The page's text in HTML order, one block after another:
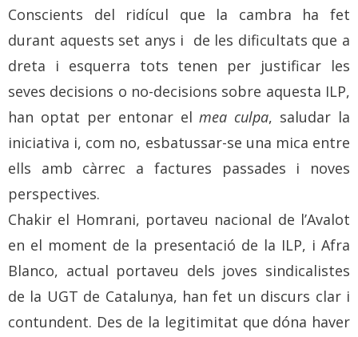
Conscients del ridícul que la cambra ha fet
durant aquests set anys i de les dificultats que a
dreta i esquerra tots tenen per justificar les
seves decisions o no-decisions sobre aquesta ILP,
han optat per entonar elmea culpa, saludar la
iniciativa i, com no, esbatussar-se una mica entre
ells amb càrrec a factures passades i noves
perspectives.
Chakir el Homrani, portaveu nacional de l’Avalot
en el moment de la presentació de la ILP, i Afra
Blanco, actual portaveu dels joves sindicalistes
de la UGT de Catalunya, han fet un discurs clar i
contundent. Des de la legitimitat que dóna haver